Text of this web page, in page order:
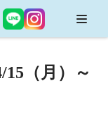
15（月）～